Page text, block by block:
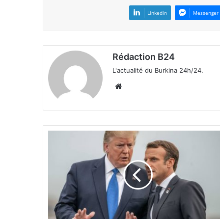
Linkedin Messenger
Rédaction B24
L'actualité du Burkina 24h/24.
te
e
t